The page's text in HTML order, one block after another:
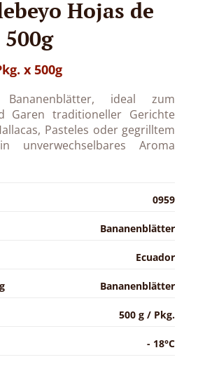
Hojas de
x 500g
Bananenblätter, ideal zum
Garen traditioneller Gerichte
Pasteles oder gegrilltem
unverwechselbares Aroma
0959
Bananenblätter
Ecuador
Bananenblätter
500 g / Pkg.
- 18°C